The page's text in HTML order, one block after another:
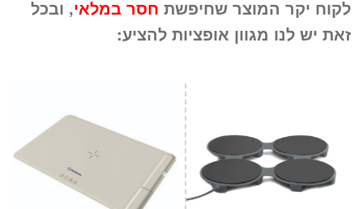
היה:
₪179.
הוא:
₪139.
לקוח יקר המוצר שחיפשת חסר במלאי, ובכל
זאת יש לנו מגוון אופציות להציע: